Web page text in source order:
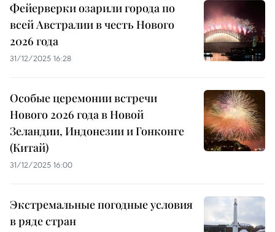
Фейерверки озарили города по
всей Австралии в честь Нового
2026 года
31/12/2025 16:28
Особые церемонии встречи
Нового 2026 года в Новой
Зеландии, Индонезии и Гонконге
(Китай)
31/12/2025 16:00
Экстремальные погодные условия
в ряде стран